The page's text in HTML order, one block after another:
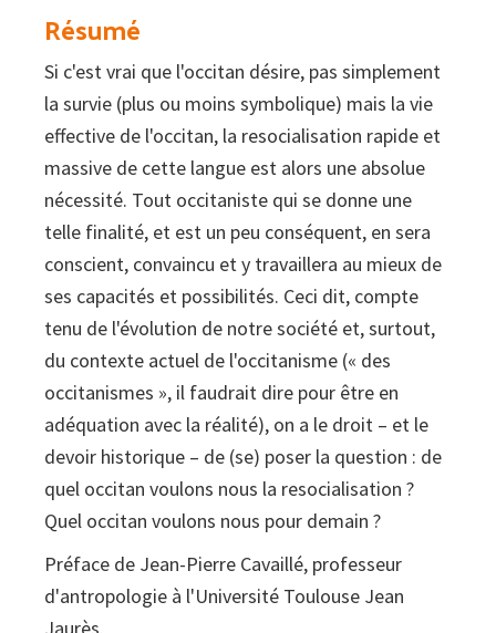
per
deman
?
Lengatge
e
democracia
-
Quel
occitan
pour
demain
?
Langage
et
démocratie
Résumé
Si c'est vrai que l'occitan désire, pas simplement
la survie (plus ou moins symbolique) mais la vie
effective de l'occitan, la resocialisation rapide et
massive de cette langue est alors une absolue
nécessité. Tout occitaniste qui se donne une
telle finalité, et est un peu conséquent, en sera
conscient, convaincu et y travaillera au mieux de
ses capacités et possibilités. Ceci dit, compte
tenu de l'évolution de notre société et, surtout,
du contexte actuel de l'occitanisme (« des
occitanismes », il faudrait dire pour être en
adéquation avec la réalité), on a le droit – et le
devoir historique – de (se) poser la question : de
quel occitan voulons nous la resocialisation ?
Quel occitan voulons nous pour demain ?
Préface de Jean-Pierre Cavaillé, professeur
d'antropologie à l'Université Toulouse Jean
Jaurès.